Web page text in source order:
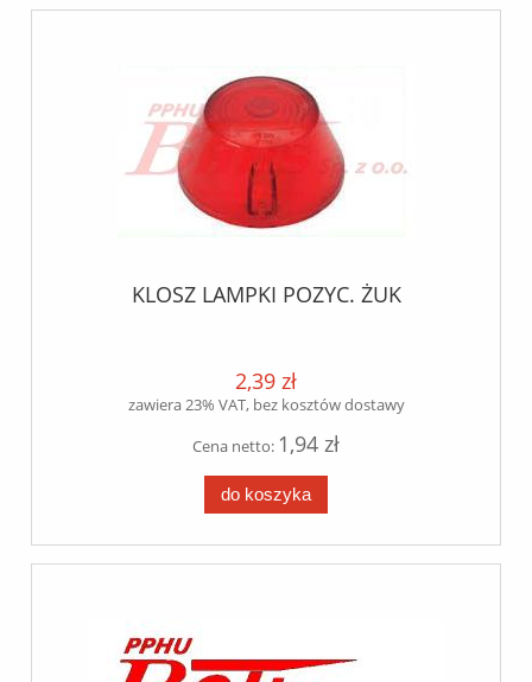
KLOSZ LAMPKI POZYC. ŻUK
2,39 zł
zawiera 23% VAT, bez kosztów dostawy
Cena netto: 1,94 zł
do koszyka